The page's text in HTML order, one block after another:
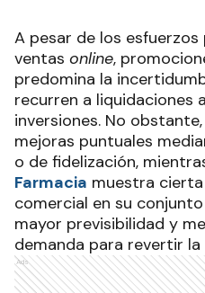
A pesar de los
ventas online,
predomina la
recurren a liquidaciones
inversiones. No
mejoras puntuales
o de fidelización,
Farmacia muestra
comercial en su
mayor previsibilidad y
demanda para revertir
Ads